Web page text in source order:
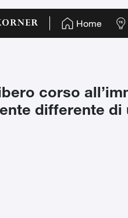
Home
corso
differente